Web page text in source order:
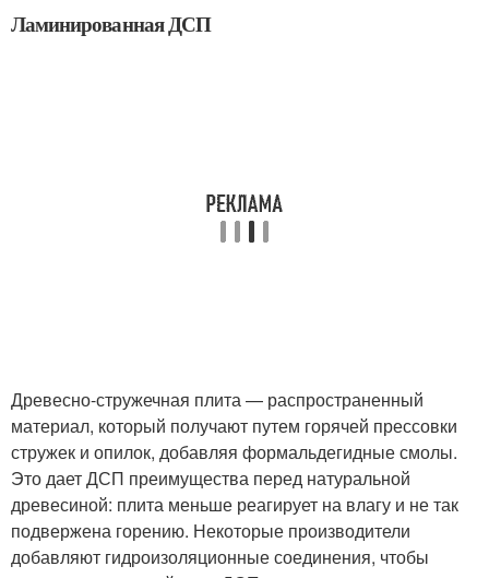
Ламинированная ДСП
Древесно-стружечная плита — распространенный
материал, который получают путем горячей прессовки
стружек и опилок, добавляя формальдегидные смолы.
Это дает ДСП преимущества перед натуральной
древесиной: плита меньше реагирует на влагу и не так
подвержена горению. Некоторые производители
добавляют гидроизоляционные соединения, чтобы